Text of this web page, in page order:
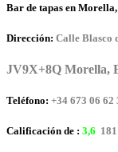
Bar de tapas en
Dirección: Calle Blasco
JV9X+8Q Morella,
Teléfono: +34 673 06 62
Calificación de : 3,6